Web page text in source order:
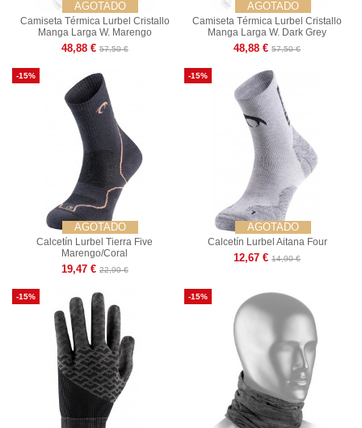
AGOTADO
Camiseta Térmica Lurbel Cristallo
Manga Larga W. Marengo
48,88 € 57,50 €
AGOTADO
Camiseta Térmica Lurbel Cristallo
Manga Larga W. Dark Grey
48,88 € 57,50 €
AGOTADO
-15%
Calcetín Lurbel Tierra Five
Marengo/Coral
19,47 € 22,90 €
AGOTADO
-15%
Calcetín Lurbel Aitana Four
12,67 € 14,90 €
-15% -15%